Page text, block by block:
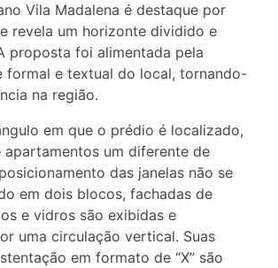
Vila Madalena é destaque por
revela um horizonte dividido e
proposta foi alimentada pela
formal e textual do local, tornando-
na região.
em que o prédio é localizado,
apartamentos um diferente de
das janelas não se
em dois blocos, fachadas de
e vidros são exibidas e
uma circulação vertical. Suas
em formato de “X” são